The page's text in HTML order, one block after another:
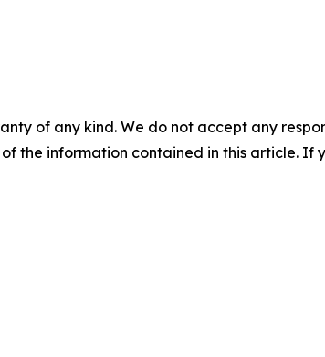
of any kind. We do not accept any
the information contained in this article. If